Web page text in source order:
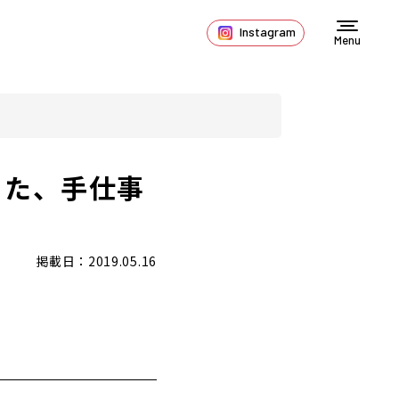
Instagram
Menu
、手仕事
掲載日：2019.05.16